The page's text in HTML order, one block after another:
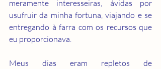
meramente interesseiras, ávidas por
usufruir da minha fortuna, viajando e se
entregando à farra com os recursos que
eu proporcionava.
Meus dias eram repletos de